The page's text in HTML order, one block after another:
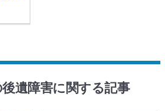
遺障害に関する記事